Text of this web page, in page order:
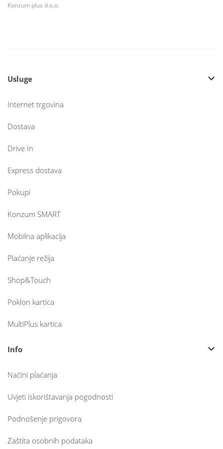
Konzum plus d.o.o.
Usluge
Internet trgovina
Dostava
Drive In
Express dostava
Pokupi
Konzum SMART
Mobilna aplikacija
Plaćanje režija
Shop&Touch
Poklon kartica
MultiPlus kartica
Info
Načini plaćanja
Uvjeti iskorištavanja pogodnosti
Podnošenje prigovora
Zaštita osobnih podataka